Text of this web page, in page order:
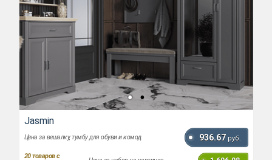
Jasmin
Цена за вешалку, тумбу для обуви и комод 936.67 руб.
20товаров с